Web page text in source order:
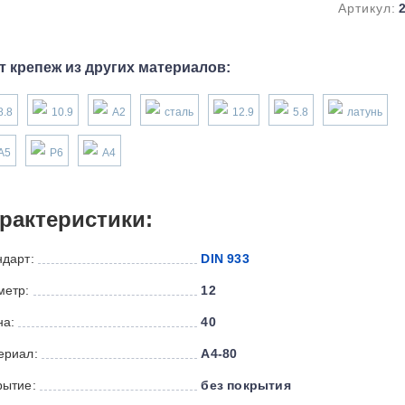
Артикул:
крепеж из других материалов:
10.9 А2 сталь 12.9 5.8 латунь
P6 А4
DIN 933
12
40
А4-80
без покрытия